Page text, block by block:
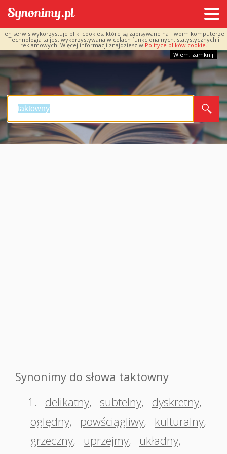
Ten serwis wykorzystuje pliki cookies, które są zapisywane na Twoim komputerze.
Technologia ta jest wykorzystywana w celach funkcjonalnych, statystycznych i
reklamowych. Więcej informacji znajdziesz w Polityce plików cookie.
Wiem, zamknij
Synonimy do słowa taktowny
1.
delikatny, subtelny, dyskretny,
oględny, powściągliwy, kulturalny,
grzeczny, uprzejmy, układny,